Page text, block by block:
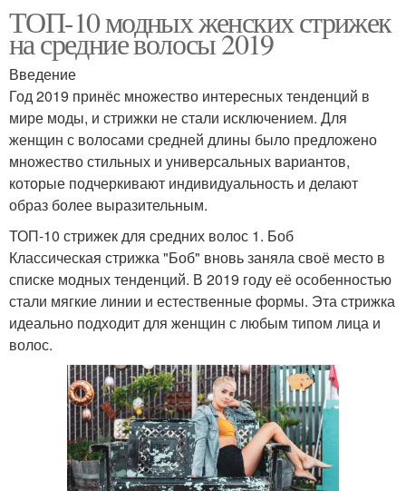
ТОП-10 модных женских стрижек
на средние волосы 2019
Введение
Год 2019 принёс множество интересных тенденций в
мире моды, и стрижки не стали исключением. Для
женщин с волосами средней длины было предложено
множество стильных и универсальных вариантов,
которые подчеркивают индивидуальность и делают
образ более выразительным.
ТОП-10 стрижек для средних волос 1. Боб
Классическая стрижка "Боб" вновь заняла своё место в
списке модных тенденций. В 2019 году её особенностью
стали мягкие линии и естественные формы. Эта стрижка
идеально подходит для женщин с любым типом лица и
волос.